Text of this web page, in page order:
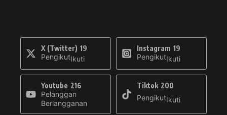
X (Twitter) 19
PengikutIkuti
Instagram 19
PengikutIkuti
Youtube 216
Pelanggan
Berlangganan
Tiktok 200
PengikutIkuti